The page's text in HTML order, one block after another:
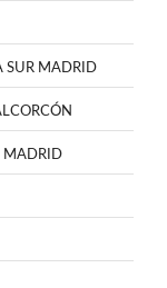
SUR MADRID
MADRID